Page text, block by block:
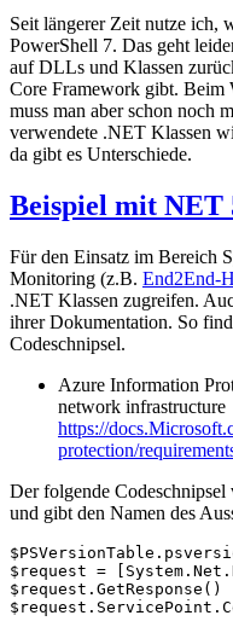
Seit längerer Zeit nutze ich,
PowerShell 7. Das geht
auf DLLs und Klassen
Core Framework gibt. Beim
muss man aber schon noch
verwendete .NET Klassen
da gibt es Unterschiede.
Beispiel mit NET
Für den Einsatz im Bereich
Monitoring (z.B. End2End-
.NET Klassen zugreifen.
ihrer Dokumentation. So
Codeschnipsel.
Azure Information
network infrastructure
https://
protection/
Der folgende
und gibt den Namen des
$request =
$request.GetResponse()